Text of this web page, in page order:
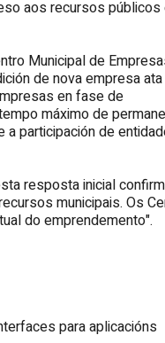
aos recursos públicos
Municipal de
de nova empresa
en fase de
máximo de
participación de
resposta inicial
municipais. Os
do emprendemento".
para aplicacións